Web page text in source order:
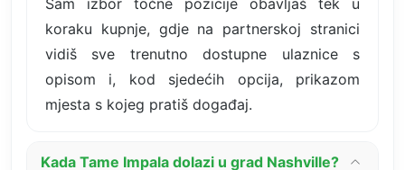
Sam izbor točne pozicije obavljaš tek u
koraku kupnje, gdje na partnerskoj stranici
vidiš sve trenutno dostupne ulaznice s
opisom i, kod sjedećih opcija, prikazom
mjesta s kojeg pratiš događaj.
Kada Tame Impala dolazi u grad Nashville?